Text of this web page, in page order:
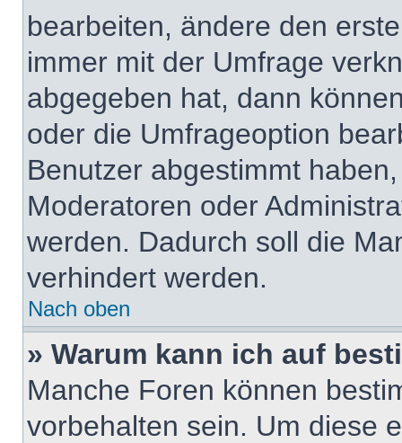
bearbeiten, ändere den
immer mit der Umfrage
abgegeben hat, dann
oder die Umfrageoption
Benutzer abgestimmt
Moderatoren oder
werden. Dadurch soll die
verhindert werden.
Nach oben
» Warum kann ich auf
Manche Foren können
vorbehalten sein. Um diese